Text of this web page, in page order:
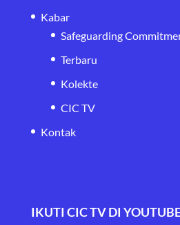
Kabar
Safeguarding
Terbaru
Kolekte
CIC TV
Kontak
IKUTI CIC TV DI